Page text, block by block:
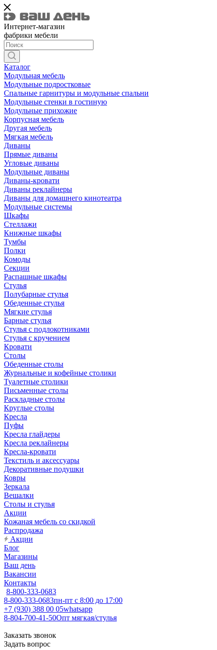
Интернет-магазин
фабрики мебели
Каталог
Модульная мебель
Модульные подростковые
Спальные гарнитуры и модульные спальни
Модульные стенки в гостиную
Модульные прихожие
Корпусная мебель
Другая мебель
Мягкая мебель
Диваны
Прямые диваны
Угловые диваны
Модульные диваны
Диваны-кровати
Диваны реклайнеры
Диваны для домашнего кинотеатра
Модульные системы
Шкафы
Стеллажи
Книжные шкафы
Тумбы
Полки
Комоды
Секции
Распашные шкафы
Стулья
Полубарные стулья
Обеденные стулья
Мягкие стулья
Барные стулья
Стулья с подлокотниками
Стулья с кручением
Кровати
Столы
Обеденные столы
Журнальные и кофейные столики
Туалетные столики
Письменные столы
Раскладные столы
Круглые столы
Кресла
Пуфы
Кресла глайдеры
Кресла реклайнеры
Кресла-кровати
Текстиль и аксессуары
Декоративные подушки
Ковры
Зеркала
Вешалки
Столы и стулья
Акции
Кожаная мебель со скидкой
Распродажа
Акции
Блог
Магазины
Ваш день
Вакансии
Контакты
8-800-333-0683
8-800-333-0683пн-пт с 8:00 до 17:00
+7 (930) 388 00 05whatsapp
8-804-700-41-50Опт мягкая/стулья
Заказать звонок
Задать вопрос